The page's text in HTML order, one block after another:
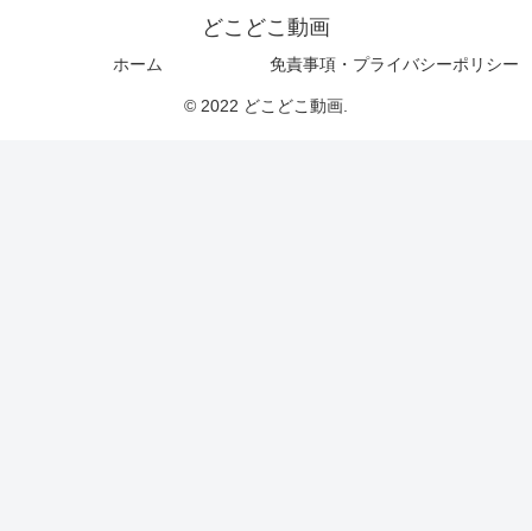
どこどこ動画
ホーム 免責事項・プライバシーポリシー
© 2022 どこどこ動画.